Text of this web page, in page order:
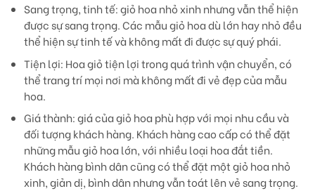
Sang trọng, tinh tế:giỏ hoa nhỏ xinh nhưng vẫn thể hiện
được sự sang trọng. Các mẫu giỏ hoa dù lớn hay nhỏ đều
thể hiện sự tinh tế và không mất đi được sự quý phái.
Tiện lợi: Hoa giỏ tiện lợi trong quá trình vận chuyển, có
thể trang trí mọi nơi mà không mất đi vẻ đẹp của mẫu
hoa.
Giá thành:giá của giỏ hoa phù hợp với mọi nhu cầu và
đối tượng khách hàng. Khách hàng cao cấp có thể đặt
những mẫu giỏ hoa lớn, với nhiều loại hoa đắt tiền.
Khách hàng bình dân cũng có thể đặt một giỏ hoa nhỏ
xinh, giản dị, bình dân nhưng vẫn toát lên vẻ sang trọng.